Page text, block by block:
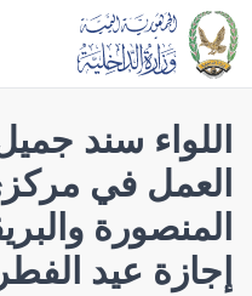
اللواء سند
العمل في
المنصورة
إجازة عيد الفطر